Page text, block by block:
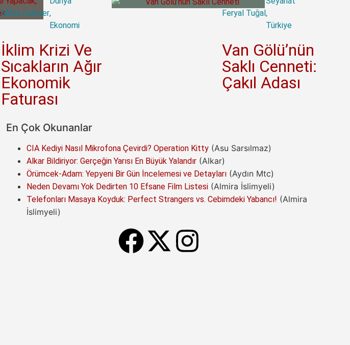
Mihra Güleser,
Ekonomi
İklim Krizi Ve
Sıcakların Ağır
Ekonomik
Faturası
Feryal Tuğal,
Türkiye
Van Gölü’nün
Saklı Cenneti:
Çakıl Adası
En Çok Okunanlar
CIA Kediyi Nasıl Mikrofona Çevirdi? Operation Kitty (Asu Sarsılmaz)
Alkar Bildiriyor: Gerçeğin Yarısı En Büyük Yalandır (Alkar)
Örümcek-Adam: Yepyeni Bir Gün İncelemesi ve Detayları (Aydın Mtc)
Neden Devamı Yok Dedirten 10 Efsane Film Listesi (Almira İslimyeli)
Telefonları Masaya Koyduk: Perfect Strangers vs. Cebimdeki Yabancı! (Almira
İslimyeli)